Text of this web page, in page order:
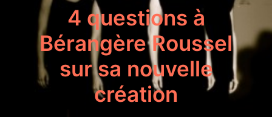
À PROPOS
NOUS REJOINDRE
ACTUS
4 questions à
Bérangère Roussel
sur sa nouvelle
création